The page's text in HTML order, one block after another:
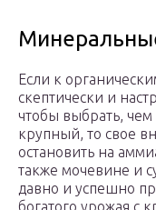
Если к
скептически и
чтобы выбрать,
крупный, то свое
остановить на
также мочевине и
давно и успешно
богатого урожая с